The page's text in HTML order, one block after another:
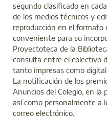
segundo clasificado en
de los medios técnicos y
reproducción en el formato
conveniente para su
Proyectoteca de la
consulta entre el colectivo
tanto impresas como
La notificación de los
Anuncios del Colegio, en la
así como personalmente a
correo electrónico.